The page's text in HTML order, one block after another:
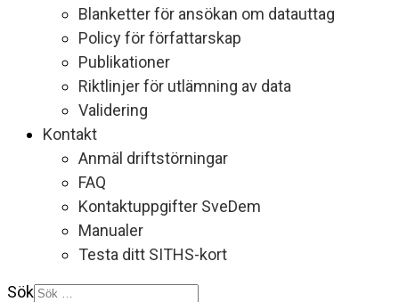
Blanketter för ansökan om datauttag
Policy för författarskap
Publikationer
Riktlinjer för utlämning av data
Validering
Kontakt
Anmäl driftstörningar
FAQ
Kontaktuppgifter SveDem
Manualer
Testa ditt SITHS-kort
Sök